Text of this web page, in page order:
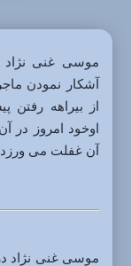
موسی غنی نژاد
آشکار نمودن
از بیراهه رفتن
اوخود امروز در
آن غفلت می ورزد
موسی غنی نژاد